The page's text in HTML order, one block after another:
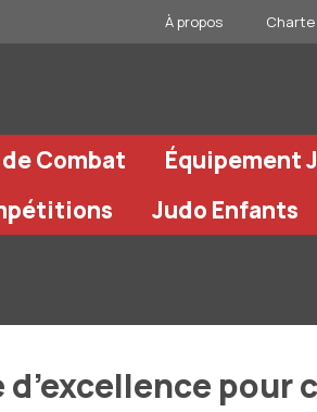
À propos
Combat Équipement
Judo Enfants
pour